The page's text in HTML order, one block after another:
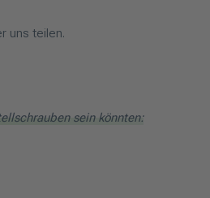
uns teilen.
sein könnten: